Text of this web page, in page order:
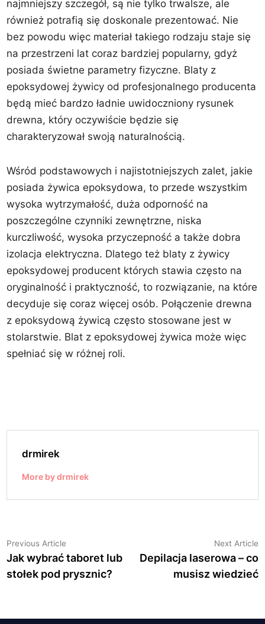
najmniejszy szczegół, są nie tylko trwalsze, ale
również potrafią się doskonale prezentować. Nie
bez powodu więc materiał takiego rodzaju staje się
na przestrzeni lat coraz bardziej popularny, gdyż
posiada świetne parametry fizyczne. Blaty z
epoksydowej żywicy od profesjonalnego producenta
będą mieć bardzo ładnie uwidoczniony rysunek
drewna, który oczywiście będzie się
charakteryzował swoją naturalnością.
Wśród podstawowych i najistotniejszych zalet, jakie
posiada żywica epoksydowa, to przede wszystkim
wysoka wytrzymałość, duża odporność na
poszczególne czynniki zewnętrzne, niska
kurczliwość, wysoka przyczepność a także dobra
izolacja elektryczna. Dlatego też blaty z żywicy
epoksydowej producent których stawia często na
oryginalność i praktyczność, to rozwiązanie, na które
decyduje się coraz więcej osób. Połączenie drewna
z epoksydową żywicą często stosowane jest w
stolarstwie. Blat z epoksydowej żywica może więc
spełniać się w różnej roli.
drmirek
More by drmirek
Nawigacja
wpisu
Previous Article
article:
Jak wybrać taboret lub
stołek pod prysznic?
Next Article
Depilacja laserowa – co
musisz wiedzieć